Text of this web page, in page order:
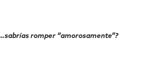
romper “amorosamente”?